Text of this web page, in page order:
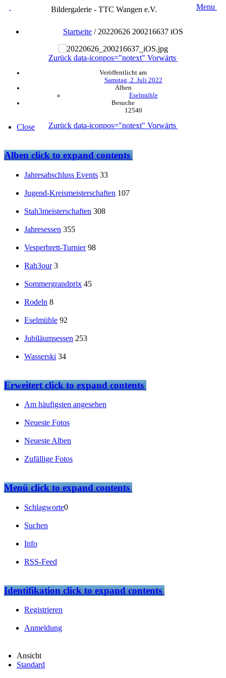
Bildergalerie - TTC Wangen e.V. Menu
Startseite / 20220626 200216637 iOS
Zurück data-iconpos="notext" Vorwärts
Veröffentlicht am
Samstag, 2. Juli 2022
Alben
Eselmühle
Besuche
12540
Zurück data-iconpos="notext" Vorwärts
Close
Albenclick to expand contents
Jahresabschluss Events 33
Jugend-Kreismeisterschaften 107
Stah3meisterschaften 308
Jahresessen 355
Vesperbrett-Turnier 98
Rah3our 3
Sommergrandprix 45
Rodeln 8
Eselmühle 92
Jubiläumsessen 253
Wasserski 34
Erweitertclick to expand contents
Am häufigsten angesehen
Neueste Fotos
Neueste Alben
Zufällige Fotos
Menüclick to expand contents
Schlagworte0
Suchen
Info
RSS-Feed
Identifikationclick to expand contents
Registrieren
Anmeldung
Ansicht
Standard